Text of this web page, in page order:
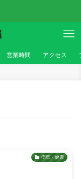
営業時間 アクセス
病気・健康